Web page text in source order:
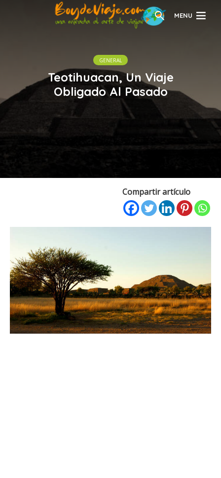
MENU
GENERAL
Teotihuacan, Un Viaje
Obligado Al Pasado
Compartir artículo